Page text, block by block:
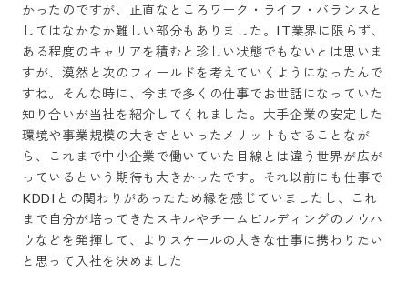
かったのですが、正直なところワーク・ライフ・バランスと
してはなかなか難しい部分もありました。IT業界に限らず、
ある程度のキャリアを積むと珍しい状態でもないとは思いま
すが、漠然と次のフィールドを考えていくようになったんで
すね。そんな時に、今まで多くの仕事でお世話になっていた
知り合いが当社を紹介してくれました。大手企業の安定した
環境や事業規模の大きさといったメリットもさることなが
ら、これまで中小企業で働いていた目線とは違う世界が広が
っているという期待も大きかったです。それ以前にも仕事で
KDDIとの関わりがあったため縁を感じていましたし、これ
まで自分が培ってきたスキルやチームビルディングのノウハ
ウなどを発揮して、よりスケールの大きな仕事に携わりたい
と思って入社を決めました